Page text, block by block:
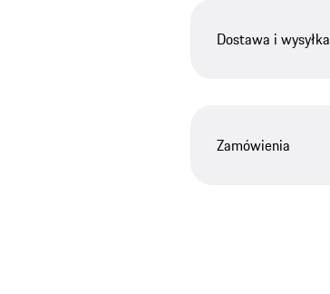
Dostawa i wysyłka
Zamówienia